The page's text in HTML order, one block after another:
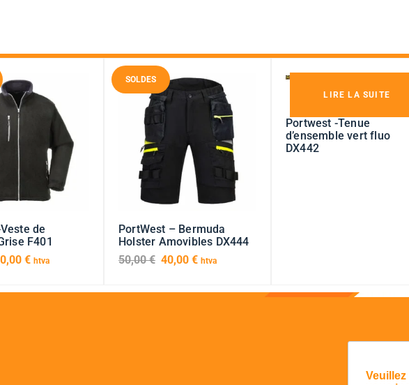
de
F401
€ htva
SOLDES
PortWest – Bermuda
Holster Amovibles DX444
50,00€ 40,00 € htva
LIRE LA SUITE
Portwest -Tenue
d’ensemble vert fluo
DX442